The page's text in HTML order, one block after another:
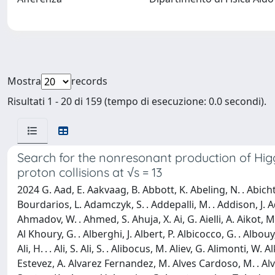
Mostra
records
Risultati 1 - 20 di 159 (tempo di esecuzione: 0.0 secondi).
Search for the nonresonant production of
proton collisions at √s = 13
2024 G. Aad, E. Aakvaag, B. Abbott, K. Abeling, N. . Abicht, S. . Abidi, M. Aboelela, A. Aboulhorma, H. Abramowicz, H. Abreu, Y. Abulaiti, B. . Acharya, A. Ackermann, C. Adam Bourdarios, L. Adamczyk, S. . Addepalli, M. . Addison, J. Adelman, A. Adiguzel, T. Adye, A. . Affolder, Y. Afik, M. . Agaras, J. Agarwala, A. Aggarwal, C. Agheorghiesei, A. Ahmad, F. Ahmadov, W. . Ahmed, S. Ahuja, X. Ai, G. Aielli, A. Aikot, M. Ait Tamlihat, B. Aitbenchikh, I. Aizenberg, M. Akbiyik, T. . . Åkesson, A. . Akimov, D. Akiyama, N. . Akolkar, S. Aktas, K. Al Khoury, G. . Alberghi, J. Albert, P. Albicocco, G. . Albouy, S. Alderweireldt, Z. . Alegria, M. Aleksa, I. . Aleksandrov, C. Alexa, T. Alexopoulos, F. Alfonsi, M. Algren, M. Alhroob, B. Ali, H. . . Ali, S. Ali, S. . Alibocus, M. Aliev, G. Alimonti, W. Alkakhi, C. Allaire, B. . . Allbrooke, J. . Allen, C. . Allendes Flores, P. . Allport, A. Aloisio, F. Alonso, C. Alpigiani, M. Alvarez Estevez, A. Alvarez Fernandez, M. Alves Cardoso, M. . Alviggi, M. Aly, Y. Amaral Coutinho, A. Ambler, C. Amelung, M. Amerl, C. . Ames, D. Amidei, K. . Amirie, S. . Amor Dos Santos, K. . Amos, V. Ananiev, C. Anastopoulos, T. Andeen, J. . Anders, S. . Andrean, A. Andreazza, S. Angelidakis, A. Angerami, A. . Anisenkov, A. Annovi, C. Antel, M. . Anthony, E. Antipov, M. Antonelli, F. Anulli, M. Aoki, T. Aoki, J. . Aparisi Pozo, M. . Aparo, L. Aperio Bella, C. Appelt, A. Apyan, S. . Arbiol Val, C. Arcangeletti, A. . . Arce, E. Arena, J. Arguin, S. Argyropoulos, J.-. Arling, O. Arnaez, H. Arnold, G. Artoni, H. Asada, K. Asai, S. Asai, N. . Asbah, K. Assamagan, R. Astalos, S. Atashi, R. . Atkin, M. Atkinson, H. Atmani, P. . Atmasiddha, K. Augsten, S. Auricchio, A. . Auriol, V. . Austrup, G. Avolio, K. Axiotis, G. Azuelos, D. Babal, H. Bachacou, K. Bachas, A. Bachiu, F. Backman, A. Badea, T. . Baer, P. Bagnaia, M. Bahmani, D. Bahner, K. Bai, A. . Bailey, J. . Baines, L. Baines, O. . Baker, E. Bakos, D. Bakshi Gupta, V. Balakrishnan, R. Balasubramanian, E. . Baldin, P. Balek, E. Ballabene, F. Balli, L. . Baltes, W. . Balunas, J. Balz, E. Banas, M. Bandieramonte, A. Bandyopadhyay, S. Bansal, L. Barak, M. Barakat, E. . Barberio, D. Barberis, M. Barbero, M. . Barel, K. . Barends, T. Barillari, M. Barisits, T. Barklow, P. Baron, D. . Baron Moreno, A. Baroncelli, G. Barone, A. . Barr, J. . Barr, F. Barreiro, J. Barreiro Guimarães da Costa, U. Barron, M. . Barros Teixeira, S. Barsov, F. Bartels, R. Bartoldus, A. . Barton, P. Bartos, A. Basan, M. Baselga, A. Bassalat, M. . Basso, R. . Bates, S. Batlamous, B. Batool, M. Battaglia, D. Battulga, M. Bauce, M. Bauer, P. Bauer, L. . Bazzano Hurrell, J. . Beacham, T. Beau, J. . Beaucamp, P. . Beauchemin, P. Bechtle, H. . Beck, K. Becker, A. . Beddall, V. . Bednyakov, C. . Bee, L. . Beemster, T. . Beermann, M. Begalli, M. Begel, A. Behera, J. . Behr, J. . Beirer, F. Beisiegel, M. Belfkir, G. Bella, L. Bellagamba, A. Bellerive, P. Bellos, K. Beloborodov, D. Benchekroun, F. Bendebba, Y. Benhammou, K. . Benkendorfer, L. Beresford, M. Beretta, E. Bergeaas Kuutmann, N. Berger, B. Bergmann, J. Beringer, G. Bernardi, C. Bernius, F. . Bernlochner, F. Bernon, A. Berrocal Guardia, T. Berry, P. Berta, A. Berthold, S. Bethke, A. Betti,